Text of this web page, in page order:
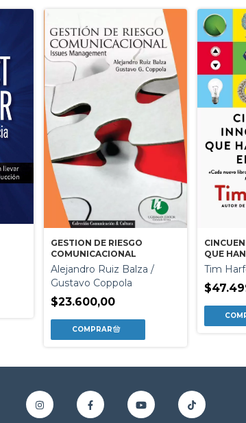
GESTION DE RIESGO
COMUNICACIONAL
Alejandro Ruiz Balza /
Gustavo Coppola
$23.600,00
QUE
Tim